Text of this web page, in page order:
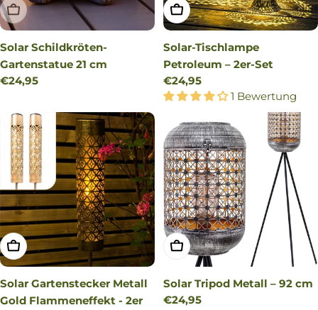
AUSVERKAUFT
Solar Schildkröten-
Gartenstatue 21 cm
Regulärer
€24,95
IN DEN WARENKORB
Solar-Tischlampe
Petroleum – 2er-Set
Regulärer
Preis
€24,95
1 Bewertung
IN DEN WARENKORB LEGEN
Solar Gartenstecker Metall
Gold Flammeneffekt - 2er
IN DEN WARENKORB
Solar Tripod Metall – 92 cm
Regulärer
€24,95